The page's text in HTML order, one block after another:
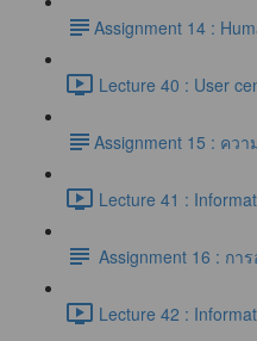
​Assignment 14 :
Lecture 40 : User
​Assignment 15 : คว
Lecture 41 :
Assignment 16 : กา
Lecture 42 :